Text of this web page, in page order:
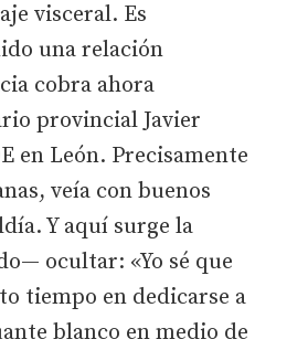
visceral. Es
una relación
cobra ahora
provincial Javier
en León. Precisamente
veía con buenos
Y aquí surge la
ocultar: «Yo sé que
tiempo en dedicarse a
blanco en medio de